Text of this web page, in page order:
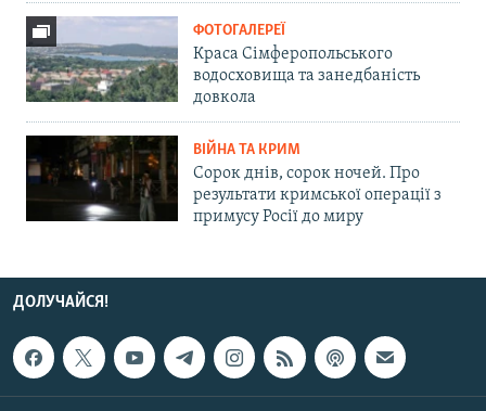
ФОТОГАЛЕРЕЇ
Краса Сімферопольського
водосховища та занедбаність
довкола
ВІЙНА ТА КРИМ
Сорок днів, сорок ночей. Про
результати кримської операції з
примусу Росії до миру
ДОЛУЧАЙСЯ!